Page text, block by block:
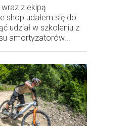
z ekipą
udałem się do
udział w szkoleniu z
amortyzatorów...